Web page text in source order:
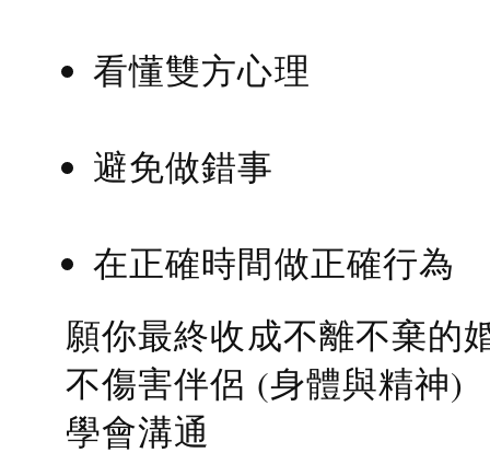
看懂雙方心理
避免做錯事
在正確時間做正確行為
願你最終收成不離不棄的
不傷害伴侶 (身體與精神)
學會溝通